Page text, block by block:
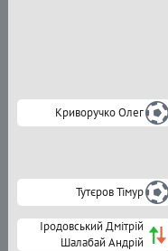
Криворучко Олег
Тутєров Тімур
Іродовський Дмітрій
Шалабай Андрій